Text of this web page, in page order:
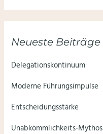
Neueste Beiträge
Delegationskontinuum
Moderne Führungsimpulse
Entscheidungsstärke
Unabkömmlichkeits-Mythos